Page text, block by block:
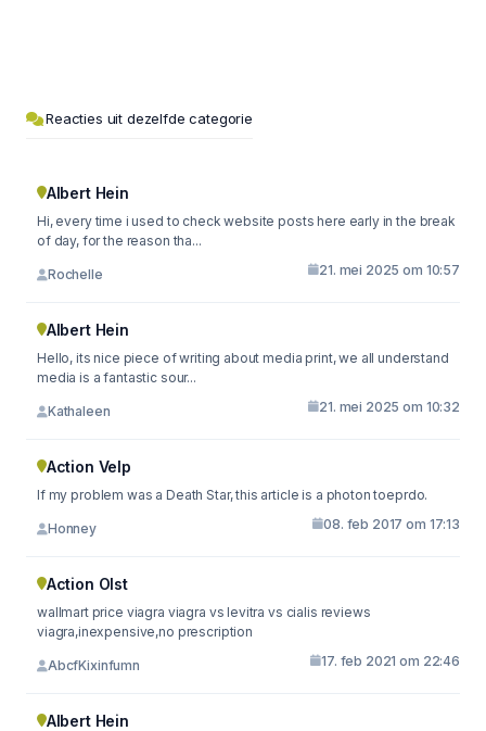
Reacties uit dezelfde categorie
Albert Hein
Hi, every time i used to check website posts here early in the break
of day, for the reason tha...
Rochelle 21. mei 2025 om 10:57
Albert Hein
Hello, its nice piece of writing about media print, we all understand
media is a fantastic sour...
Kathaleen 21. mei 2025 om 10:32
Action Velp
If my problem was a Death Star, this article is a photon toeprdo.
Honney 08. feb 2017 om 17:13
Action Olst
wallmart price viagra viagra vs levitra vs cialis reviews
viagra,inexpensive,no prescription
AbcfKixinfumn 17. feb 2021 om 22:46
Albert Hein